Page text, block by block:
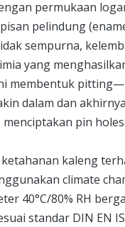
permukaan
pelindung
sempurna,
yang
membentuk
dalam dan
pin holes.
kaleng
climate
40°C/80% RH
standar DIN EN